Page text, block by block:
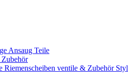
Ansaug Teile
Riemenscheiben ventile & Zubehör